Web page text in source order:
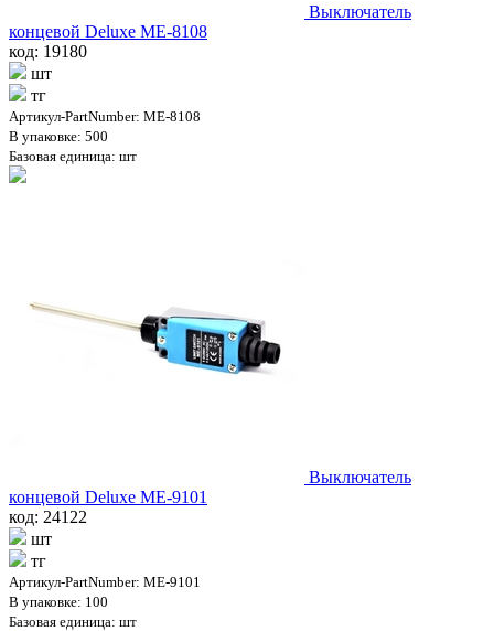
Выключатель
концевой Deluxe МЕ-8108
код: 19180
шт
тг
Артикул-PartNumber: МЕ-8108
В упаковке: 500
Базовая единица: шт
Выключатель
концевой Deluxe МЕ-9101
код: 24122
шт
тг
Артикул-PartNumber: МЕ-9101
В упаковке: 100
Базовая единица: шт